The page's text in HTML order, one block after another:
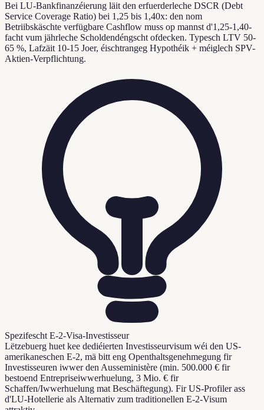
Bei LU-Bankfinanzéierung läit den erfuerderleche DSCR (Debt
Service Coverage Ratio) bei 1,25 bis 1,40x: den nom
Betriibskäschte verfügbare Cashflow muss op mannst d'1,25-1,40-
facht vum jährleche Scholdendéngscht ofdecken. Typesch LTV 50-
65 %, Lafzäit 10-15 Joer, éischtrangeg Hypothéik + méiglech SPV-
Aktien-Verpflichtung.
Spezifescht E-2-Visa-Investisseur
Lëtzebuerg huet kee dediéierten Investisseurvisum wéi den US-
amerikaneschen E-2, mä bitt eng Openthaltsgenehmegung fir
Investisseuren iwwer den Ausseministère (min. 500.000 € fir
bestoend Entrepriseiwwerhuelung, 3 Mio. € fir
Schaffen/Iwwerhuelung mat Beschäftegung). Fir US-Profiler ass
d'LU-Hotellerie als Alternativ zum traditionellen E-2-Visum